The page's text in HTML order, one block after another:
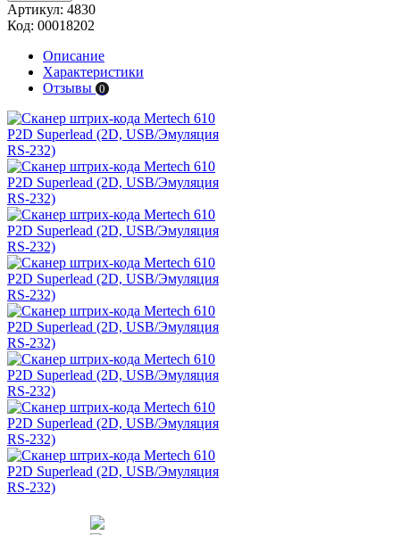
Артикул: 4830
Код: 00018202
Описание
Характеристики
Отзывы 0